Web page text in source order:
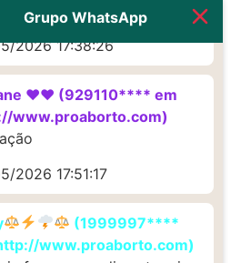
aborto
comprarcitotek
comprarcytotec comprar
Grupo WhatsApp
obrigadaaaaa
2026 17:38:26
♥️♥️ (929110**** em
www.proaborto.com)
2026 17:51:17
(1999997****
www.proaborto.com)